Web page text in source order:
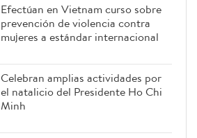
Efectúan en Vietnam curso sobre
prevención de violencia contra
mujeres a estándar internacional
Celebran amplias actividades por
el natalicio del Presidente Ho Chi
Minh